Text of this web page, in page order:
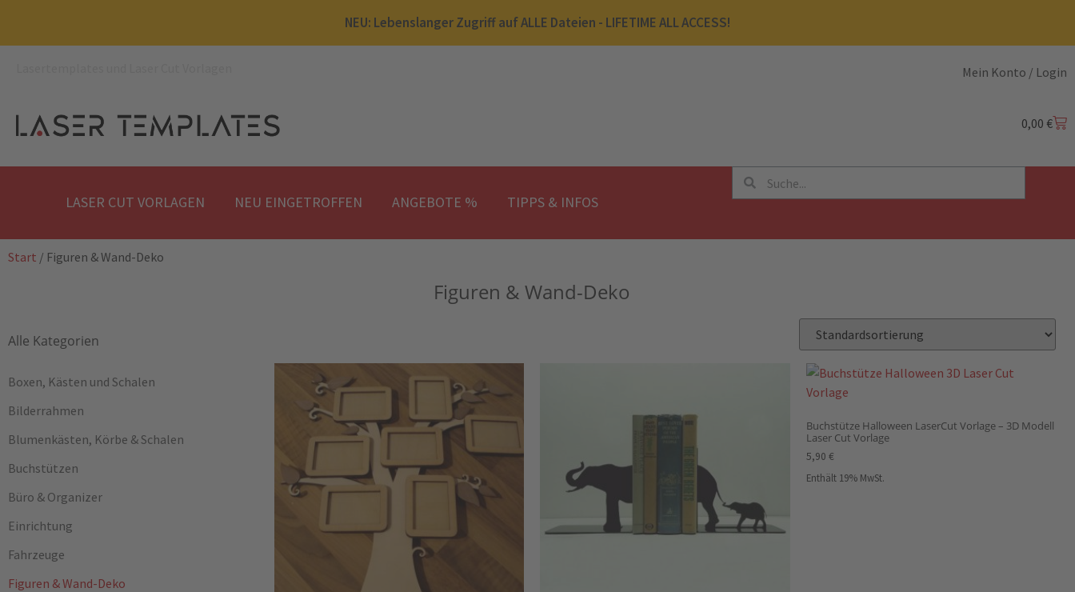
NEU: Lebenslanger Zugriff auf ALLE Dateien - LIFETIME ALL ACCESS!
Mein Konto / Login
0,00 €
LASER CUT VORLAGEN NEU EINGETROFFEN ANGEBOTE % TIPPS & INFOS
Start / Figuren & Wand-Deko
Figuren & Wand-Deko
Alle Kategorien
Boxen, Kästen und Schalen
Bilderrahmen
Blumenkästen, Körbe & Schalen
Buchstützen
Büro & Organizer
Einrichtung
Fahrzeuge
Figuren & Wand-Deko
Buchstütze Halloween LaserCut Vorlage – 3D Modell
Laser Cut Vorlage
5,90 €
Enthält 19% MwSt.